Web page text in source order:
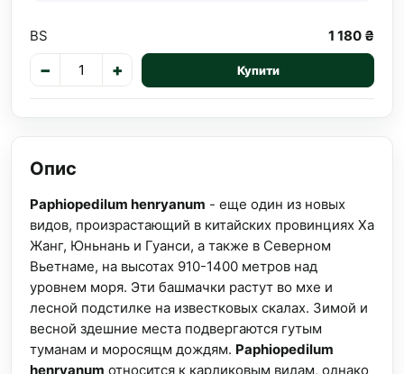
BS 1 180 ₴
− + Купити
Опис
Paphiopedilum henryanum - еще один из новых
видов, произрастающий в китайских провинциях Ха
Жанг, Юньнань и Гуанси, а также в Северном
Вьетнаме, на высотах 910-1400 метров над
уровнем моря. Эти башмачки растут во мхе и
лесной подстилке на известковых скалах. Зимой и
весной здешние места подвергаются гутым
туманам и моросящм дождям. Paphiopedilum
henryanum относится к карликовым видам, однако